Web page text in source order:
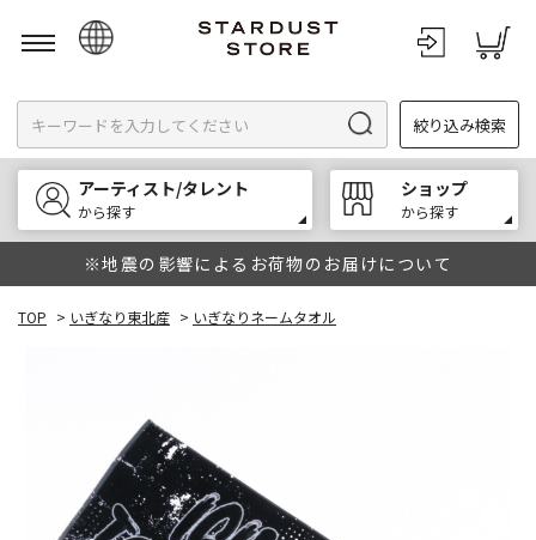
English
한국어
中文
絞り込み検索
アーティスト/タレント
から探す
ショップ
から探す
※地震の影響によるお荷物のお届けについて
TOP > いぎなり東北産 > いぎなりネームタオル